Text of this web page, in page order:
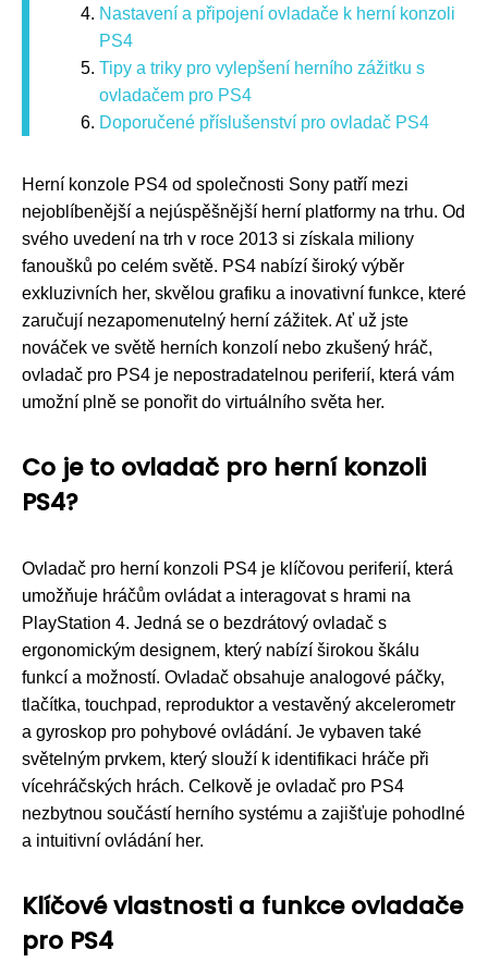
Nastavení a připojení ovladače k herní konzoli
PS4
Tipy a triky pro vylepšení herního zážitku s
ovladačem pro PS4
Doporučené příslušenství pro ovladač PS4
Herní konzole PS4 od společnosti Sony patří mezi
nejoblíbenější a nejúspěšnější herní platformy na trhu. Od
svého uvedení na trh v roce 2013 si získala miliony
fanoušků po celém světě. PS4 nabízí široký výběr
exkluzivních her, skvělou grafiku a inovativní funkce, které
zaručují nezapomenutelný herní zážitek. Ať už jste
nováček ve světě herních konzolí nebo zkušený hráč,
ovladač pro PS4 je nepostradatelnou periferií, která vám
umožní plně se ponořit do virtuálního světa her.
Co je to ovladač pro herní konzoli
PS4?
Ovladač pro herní konzoli PS4 je klíčovou periferií, která
umožňuje hráčům ovládat a interagovat s hrami na
PlayStation 4. Jedná se o bezdrátový ovladač s
ergonomickým designem, který nabízí širokou škálu
funkcí a možností. Ovladač obsahuje analogové páčky,
tlačítka, touchpad, reproduktor a vestavěný akcelerometr
a gyroskop pro pohybové ovládání. Je vybaven také
světelným prvkem, který slouží k identifikaci hráče při
vícehráčských hrách. Celkově je ovladač pro PS4
nezbytnou součástí herního systému a zajišťuje pohodlné
a intuitivní ovládání her.
Klíčové vlastnosti a funkce ovladače
pro PS4